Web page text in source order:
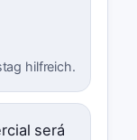
hilfreich.
será